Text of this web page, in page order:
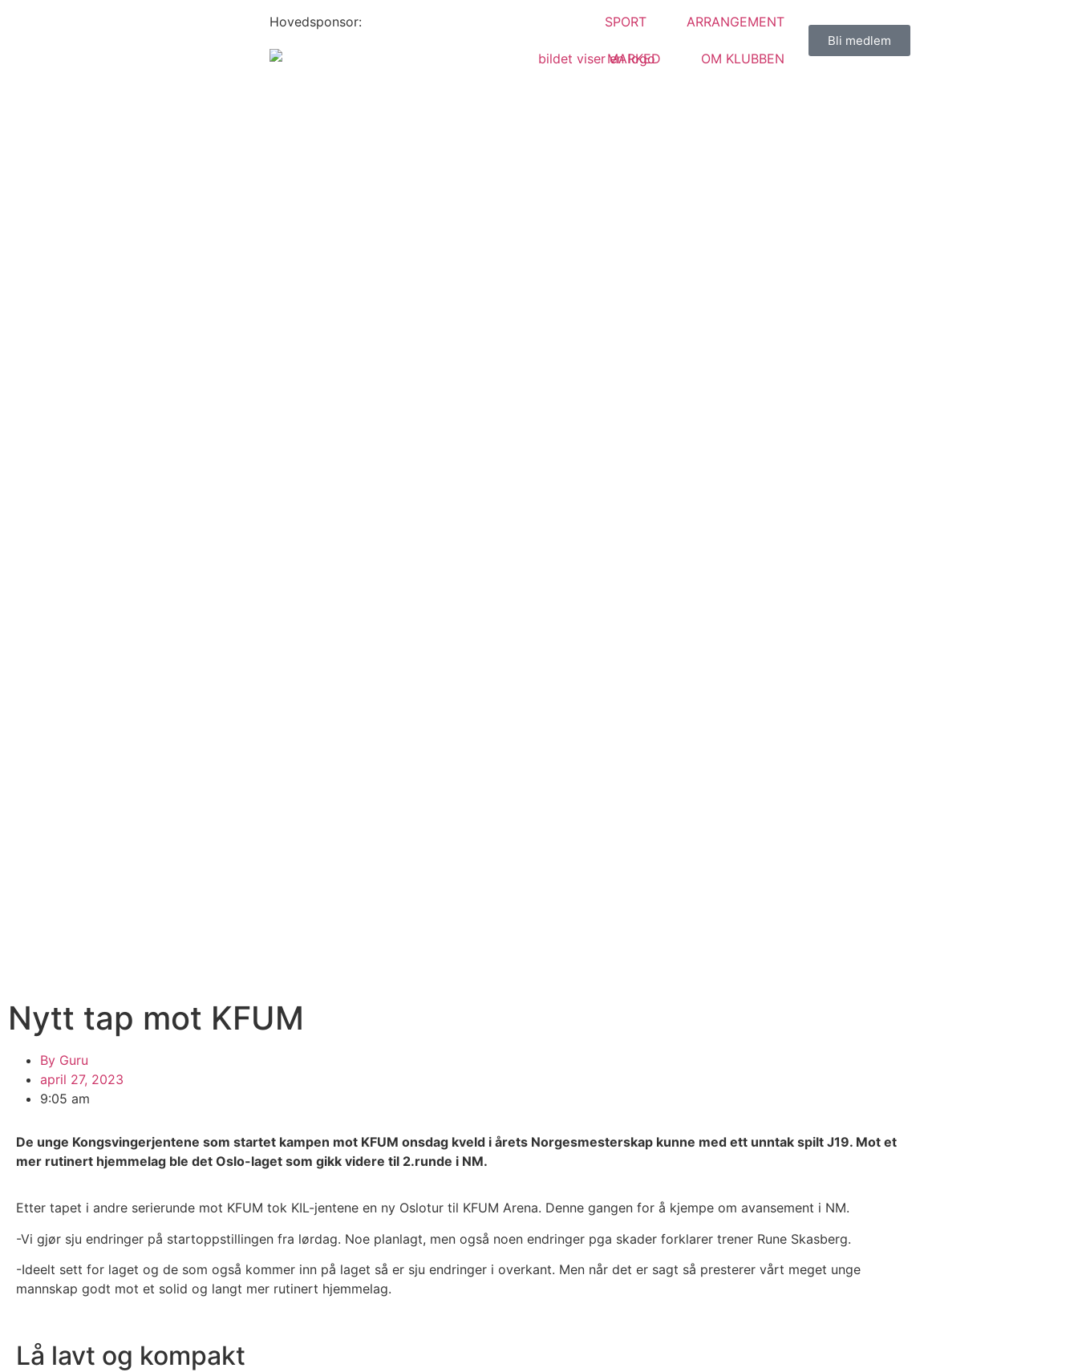
Hovedsponsor: SPORT ARRANGEMENT
MARKED OM KLUBBEN
Bli medlem
Nytt tap mot KFUM
By Guru
april 27, 2023
9:05 am
De unge Kongsvingerjentene som startet kampen mot KFUM onsdag kveld i årets Norgesmesterskap kunne med ett unntak spilt J19. Mot et
mer rutinert hjemmelag ble det Oslo-laget som gikk videre til 2.runde i NM.
Etter tapet i andre serierunde mot KFUM tok KIL-jentene en ny Oslotur til KFUM Arena. Denne gangen for å kjempe om avansement i NM.
-Vi gjør sju endringer på startoppstillingen fra lørdag. Noe planlagt, men også noen endringer pga skader forklarer trener Rune Skasberg.
-Ideelt sett for laget og de som også kommer inn på laget så er sju endringer i overkant. Men når det er sagt så presterer vårt meget unge
mannskap godt mot et solid og langt mer rutinert hjemmelag.
Lå lavt og kompakt